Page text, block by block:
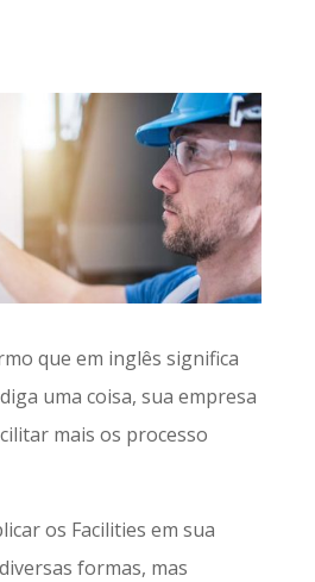
que em inglês significa
uma coisa, sua empresa
mais os processo
os Facilities em sua
formas, mas